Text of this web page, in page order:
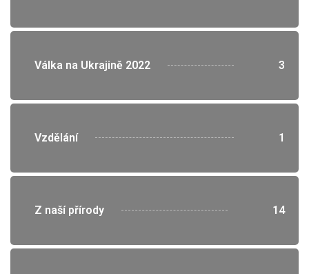
Válka na Ukrajině 2022 3
Vzdělání 1
Z naší přírody 14